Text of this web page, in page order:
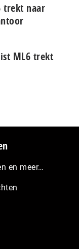
trekt naar
ML6 trekt
en meer…